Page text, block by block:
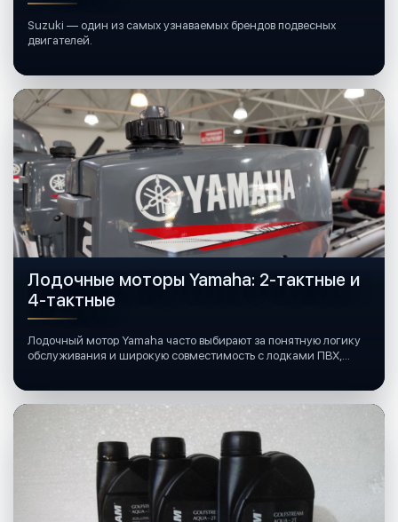
Suzuki — один из самых узнаваемых брендов подвесных
двигателей.
Лодочные моторы Yamaha: 2-тактные и
4-тактные
Лодочный мотор Yamaha часто выбирают за понятную логику
обслуживания и широкую совместимость с лодками ПВХ,